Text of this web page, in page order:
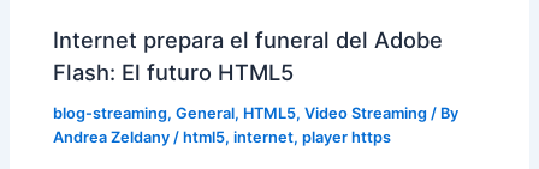
Internet prepara el funeral del Adobe
Flash: El futuro HTML5
blog-streaming,General, HTML5,Video Streaming / By
Andrea Zeldany /html5,internet,player https